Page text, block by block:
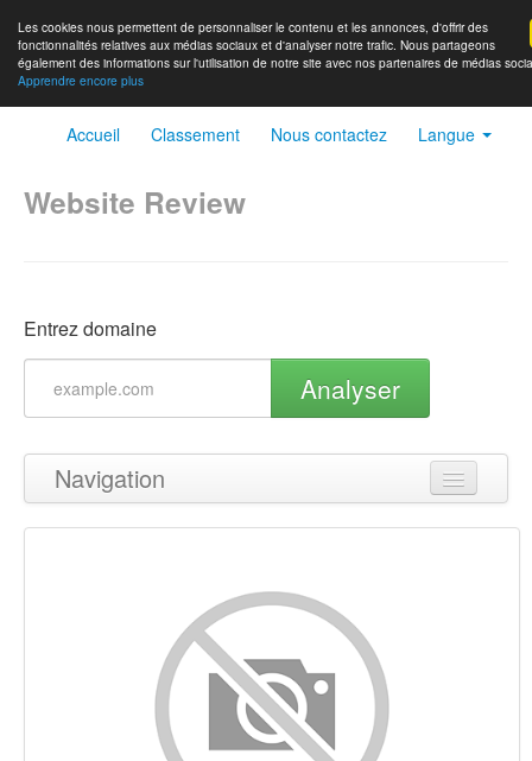
Les cookies nous permettent de personnaliser le contenu et les annonces, d'offrir des
fonctionnalités relatives aux médias sociaux et d'analyser notre trafic. Nous partageons
également des informations sur l'utilisation de notre site avec nos partenaires de médias
Apprendre encore plus
Accueil Classement Nous contactez Langue
Website Review
Entrez domaine
Analyser
Navigation
Haut de page
Mots-clefs
Ergonomie